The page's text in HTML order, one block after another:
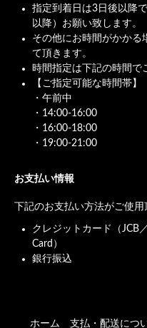
指定到着日は3日後以降
以降）お願い致します。
その他にお時間がかかる
て頂きます。
時間指定は下記の時間で
【ご指定可能な時間帯】
・午前中
・14:00-16:00
・16:00-18:00
・19:00-21:00
お支払い情報
下記のお支払い方法がご使用
クレジットカード（JCB
Card）
銀行振込
ホーム 支払・配送につ